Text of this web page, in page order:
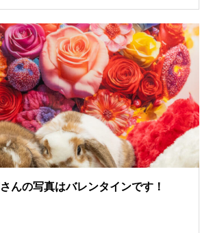
んの写真はバレンタインです！